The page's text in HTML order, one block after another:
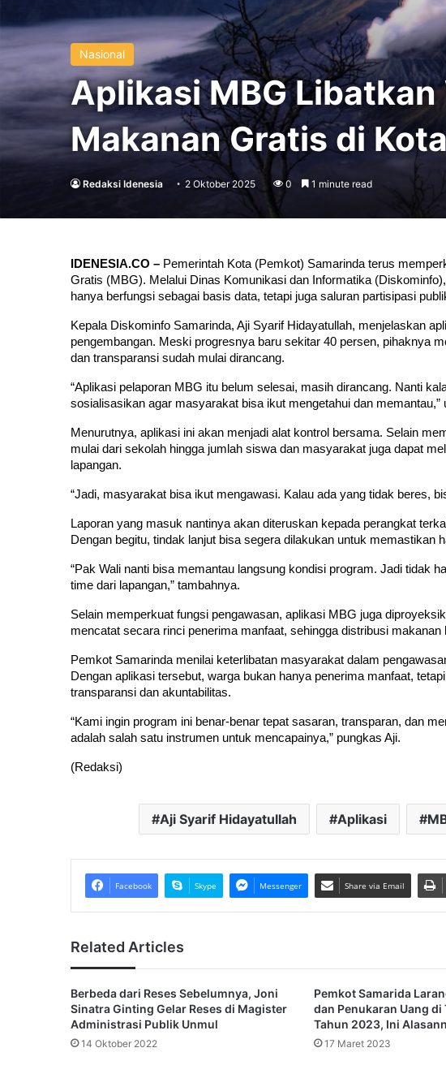
Nasional
Aplikasi MBG
Makanan Gratis di
Redaksi Idenesia 2 Oktober 2025 0 1 minute read
IDENESIA.CO – Pemerintah Kota (Pemkot) Samarinda terus
Gratis (MBG). Melalui Dinas Komunikasi dan Informatika
hanya berfungsi sebagai basis data, tetapi juga saluran partisipasi
Kepala Diskominfo Samarinda, Aji Syarif Hidayatullah, menjelaskan
pengembangan. Meski progresnya baru sekitar 40 persen, pihaknya
dan transparansi sudah mulai dirancang.
“Aplikasi pelaporan MBG itu belum selesai, masih dirancang. Nanti
sosialisasikan agar masyarakat bisa ikut mengetahui dan memantau,”
Menurutnya, aplikasi ini akan menjadi alat kontrol bersama. Selain
mulai dari sekolah hingga jumlah siswa dan masyarakat juga dapat
lapangan.
“Jadi, masyarakat bisa ikut mengawasi. Kalau ada yang tidak beres,
Laporan yang masuk nantinya akan diteruskan kepada perangkat
Dengan begitu, tindak lanjut bisa segera dilakukan untuk memastikan
“Pak Wali nanti bisa memantau langsung kondisi program. Jadi tidak
time dari lapangan,” tambahnya.
Selain memperkuat fungsi pengawasan, aplikasi MBG juga
mencatat secara rinci penerima manfaat, sehingga distribusi
Pemkot Samarinda menilai keterlibatan masyarakat dalam
Dengan aplikasi tersebut, warga bukan hanya penerima manfaat,
transparansi dan akuntabilitas.
“Kami ingin program ini benar-benar tepat sasaran, transparan, dan
adalah salah satu instrumen untuk mencapainya,” pungkas Aji.
(Redaksi)
Aji Syarif Hidayatullah Aplikasi
Facebook Skype Messenger Share via Email
Related Articles
Berbeda dari Reses Sebelumnya, Joni
Sinatra Ginting Gelar Reses di Magister
Administrasi Publik Unmul
14 Oktober 2022
Pemkot Samarida
dan Penukaran Uang di
Tahun 2023, Ini
17 Maret 2023